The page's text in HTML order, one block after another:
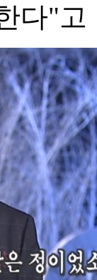
다"고